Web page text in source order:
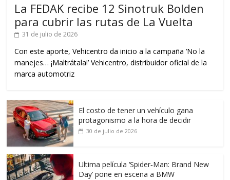
La FEDAK recibe 12 Sinotruk Bolden
para cubrir las rutas de La Vuelta
31 de julio de 2026
Con este aporte, Vehicentro da inicio a la campaña ‘No la
manejes… ¡Maltrátala!’ Vehicentro, distribuidor oficial de la
marca automotriz
El costo de tener un vehículo gana
protagonismo a la hora de decidir
30 de julio de 2026
Ultima película ‘Spider‑Man: Brand New
Day’ pone en escena a BMW